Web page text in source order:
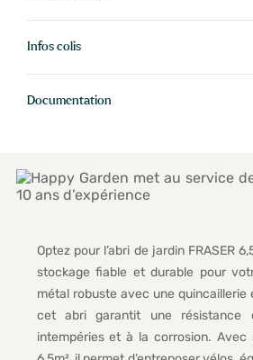
Infos colis
Documentation
Optez pour l’abri de jardin FRASER
stockage fiable et durable pour
métal robuste avec une quincaillerie
cet abri garantit une résistance
intempéries et à la corrosion. Avec